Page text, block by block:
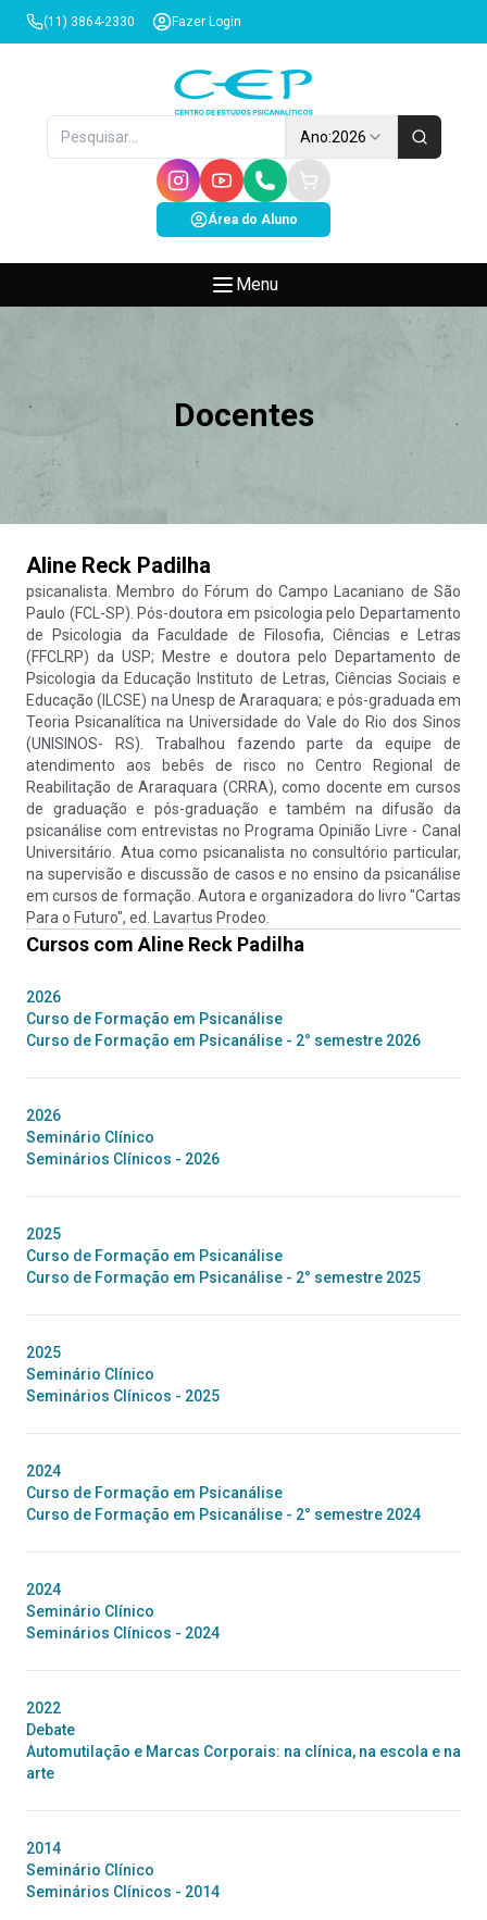
(11) 3864-2330 Fazer Login
Ano:2026
Área do Aluno
Menu
Docentes
Aline Reck Padilha
psicanalista. Membro do Fórum do Campo Lacaniano de São
Paulo (FCL-SP). Pós-doutora em psicologia pelo Departamento
de Psicologia da Faculdade de Filosofia, Ciências e Letras
(FFCLRP) da USP; Mestre e doutora pelo Departamento de
Psicologia da Educação Instituto de Letras, Ciências Sociais e
Educação (ILCSE) na Unesp de Araraquara; e pós-graduada em
Teoria Psicanalítica na Universidade do Vale do Rio dos Sinos
(UNISINOS- RS). Trabalhou fazendo parte da equipe de
atendimento aos bebês de risco no Centro Regional de
Reabilitação de Araraquara (CRRA), como docente em cursos
de graduação e pós-graduação e também na difusão da
psicanálise com entrevistas no Programa Opinião Livre - Canal
Universitário. Atua como psicanalista no consultório particular,
na supervisão e discussão de casos e no ensino da psicanálise
em cursos de formação. Autora e organizadora do livro "Cartas
Para o Futuro", ed. Lavartus Prodeo.
Cursos com Aline Reck Padilha
2026
Curso de Formação em Psicanálise
Curso de Formação em Psicanálise - 2° semestre 2026
2026
Seminário Clínico
Seminários Clínicos - 2026
2025
Curso de Formação em Psicanálise
Curso de Formação em Psicanálise - 2° semestre 2025
2025
Seminário Clínico
Seminários Clínicos - 2025
2024
Curso de Formação em Psicanálise
Curso de Formação em Psicanálise - 2° semestre 2024
2024
Seminário Clínico
Seminários Clínicos - 2024
2022
Debate
Automutilação e Marcas Corporais: na clínica, na escola e na
arte
2014
Seminário Clínico
Seminários Clínicos - 2014